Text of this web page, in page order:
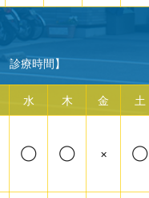
療時間】
水 木 金 土
◯ ◯ × ◯